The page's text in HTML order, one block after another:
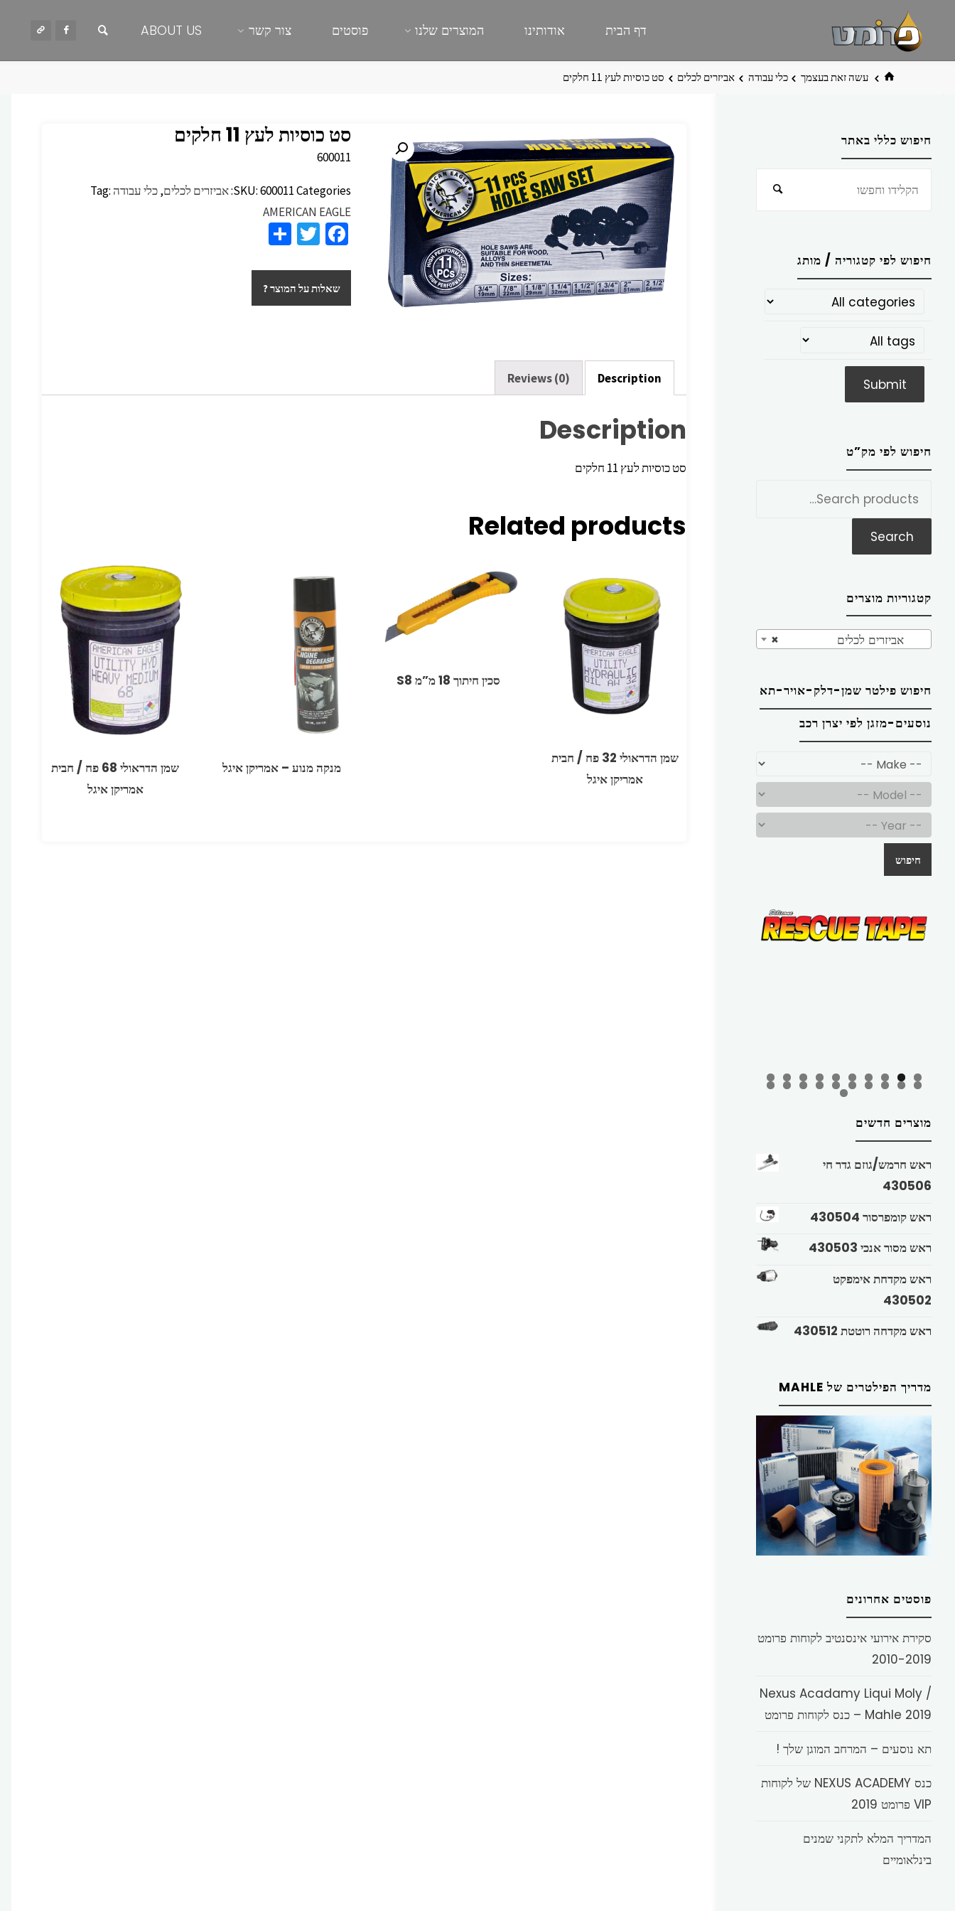
דף הבית אודותינו המוצרים שלנו פוסטים צור קשר ABOUT US
בית עשה זאת בעצמך כלי עבודה אביזרים לכלים סט כוסיות לעץ 11 חלקים
סט כוסיות לעץ 11 חלקים
600011
SKU:600011Categories: אביזרים לכלים,כלי עבודה Tag:
AMERICAN EAGLE
Fa
b
o
T
tt
er
ar
eשאלות על המוצר ?
Description
Reviews (0)
Description
סט כוסיות לעץ 11 חלקים
Related products
שמן הדראולי 32 פח / חבית
אמריקן איגל
סכין חיתוך 18 מ”מ S8
מנקה מנוע – אמריקן איגל
שמן הדראולי 68 פח / חבית
אמריקן איגל
חיפוש כללי באתר
חיפוש
חיפוש לפי קטגוריה / מותג
חיפוש לפי מק”ט
Search
קטגוריות מוצרים
× אביזרים לכלים
חיפוש פילטר שמן-דלק-אויר-תא
נוסעים-מזגן לפי יצרן רכב
חיפוש
מוצרים חדשים
ראש חרמש/גוזם גדר חי
430506
ראש קומפרסור 430504
ראש מסור אנכי 430503
ראש מקדחת אימפקט
430502
ראש מקדחה רוטטת 430512
מדריך הפילטרים של MAHLE
פוסטים אחרונים
סקירת אירועי אינסנטיב לקוחות פרומט
2010-2019
Nexus Acadamy Liqui Moly /
Mahle 2019 – כנס לקוחות פרומט
תא נוסעים – המרחב המוגן שלך !
כנס NEXUS ACADEMY של לקוחות
VIP פרומט 2019
המדריך המלא לתקני שמנים
בינלאומיים